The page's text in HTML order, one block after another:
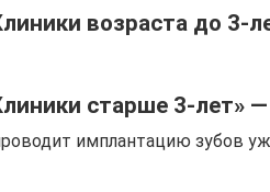
возраста до 3-
старше 3-лет»
имплантацию зубов